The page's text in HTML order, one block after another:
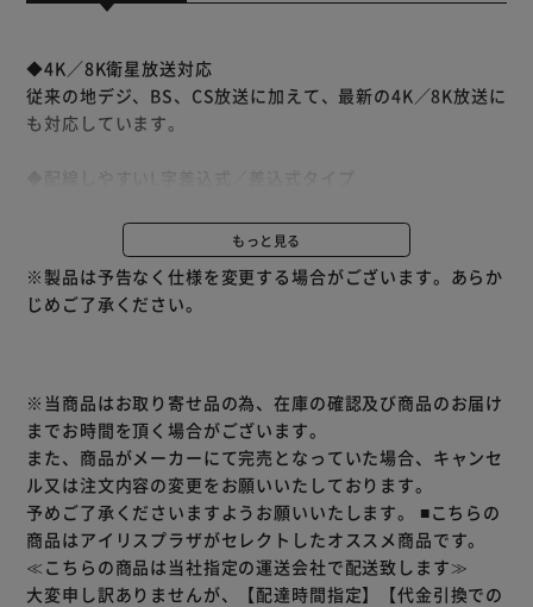
◆4K／8K衛星放送対応
従来の地デジ、BS、CS放送に加えて、最新の4K／8K放送に
も対応しています。
への接続に最適です。機器にはもう一方の差込式コネクタで
手軽に接続ができます。
◆豊富なバリエーション
選びいただけます。
◆幅広い周波数帯域で安定した伝送が可能なS-4C-FB規格を
採用
◆信号が劣化しにくい両端子金メッキ仕様
もっと見る
※製品は予告なく仕様を変更する場合がございます。あらか
じめご了承ください。
※当商品はお取り寄せ品の為、在庫の確認及び商品のお届け
までお時間を頂く場合がございます。
また、商品がメーカーにて完売となっていた場合、キャンセ
ル又は注文内容の変更をお願いいたしております。
予めご了承くださいますようお願いいたします。 ■こちらの
商品はアイリスプラザがセレクトしたオススメ商品です。
≪こちらの商品は当社指定の運送会社で配送致します≫
大変申し訳ありませんが、【配達時間指定】【代金引換での